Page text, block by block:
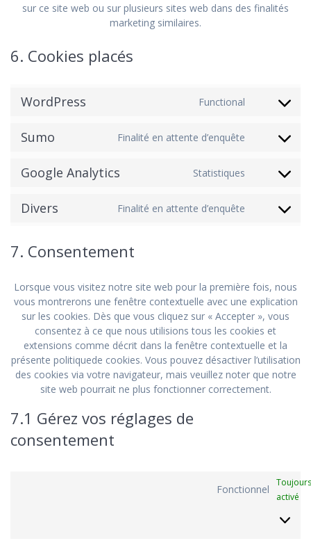
sur ce site web ou sur plusieurs sites web dans des finalités
marketing similaires.
6. Cookies placés
WordPress Functional
Consent
service
Sumo Finalité en attente d’enquête
Consent
service
Google Analytics Statistiques
Consent
service
Divers Finalité en attente d’enquête
Consent
7. Consentement
Lorsque vous visitez notre site web pour la première fois, nous
vous montrerons une fenêtre contextuelle avec une explication
sur les cookies. Dès que vous cliquez sur « Accepter », vous
consentez à ce que nous utilisions tous les cookies et
extensions comme décrit dans la fenêtre contextuelle et la
présente politiquede cookies. Vous pouvez désactiver l’utilisation
des cookies via votre navigateur, mais veuillez noter que notre
site web pourrait ne plus fonctionner correctement.
7.1 Gérez vos réglages de
consentement
Fonctionnel
Toujours
activé